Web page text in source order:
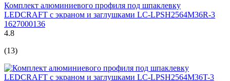
Комплект алюминиевого профиля под шпаклевку
LEDCRAFT с экраном и заглушками LC-LPSH2564M36R-3
1627000136
4.8
(13)